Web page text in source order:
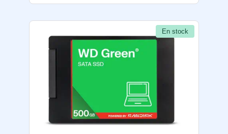
En stock